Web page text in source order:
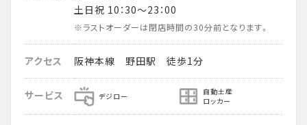
土日祝 10：30～23：00
※ラストオーダーは閉店時間の30分前となります。
アクセス 阪神本線 野田駅 徒歩1分
サービス デジロー
自動土産
ロッカー